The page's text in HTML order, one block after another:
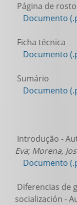
Página de rosto
Documento
Ficha técnica
Documento
Sumário
Documento
Introdução -
Eva; Morena,
Documento
Diferencias de
socialización -